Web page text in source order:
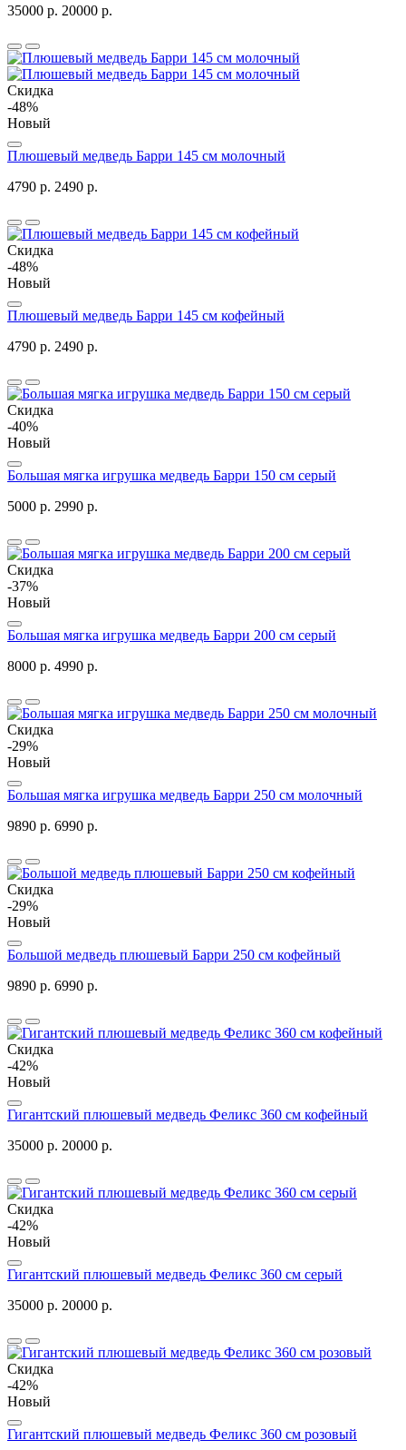
35000 р. 20000 р.
Скидка
-48%
Новый
Плюшевый медведь Барри 145 см молочный
4790 р. 2490 р.
Скидка
-48%
Новый
Плюшевый медведь Барри 145 см кофейный
4790 р. 2490 р.
Скидка
-40%
Новый
Большая мягка игрушка медведь Барри 150 см серый
5000 р. 2990 р.
Скидка
-37%
Новый
Большая мягка игрушка медведь Барри 200 см серый
8000 р. 4990 р.
Скидка
-29%
Новый
Большая мягка игрушка медведь Барри 250 см молочный
9890 р. 6990 р.
Скидка
-29%
Новый
Большой медведь плюшевый Барри 250 см кофейный
9890 р. 6990 р.
Скидка
-42%
Новый
Гигантский плюшевый медведь Феликс 360 см кофейный
35000 р. 20000 р.
Скидка
-42%
Новый
Гигантский плюшевый медведь Феликс 360 см серый
35000 р. 20000 р.
Скидка
-42%
Новый
Гигантский плюшевый медведь Феликс 360 см розовый